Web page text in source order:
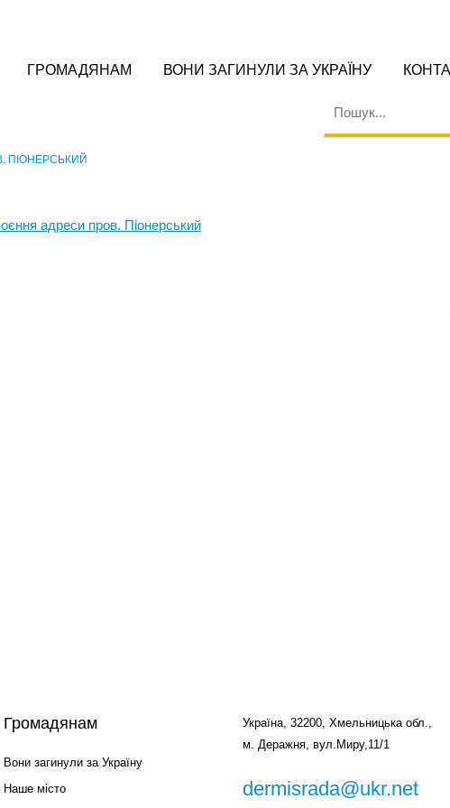
ГРОМАДЯНАМ ВОНИ ЗАГИНУЛИ ЗА УКРАЇНУ
ПІОНЕРСЬКИЙ
адреси пров. Піонерський
Громадянам
Вони загинули за Україну
Наше місто
Україна, 32200, Хмельницька обл.,
м. Деражня, вул.Миру,11/1
dermisrada@ukr.net